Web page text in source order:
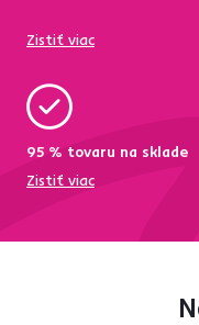
Zistiť viac
95 % tovaru na sklade
Zistiť viac